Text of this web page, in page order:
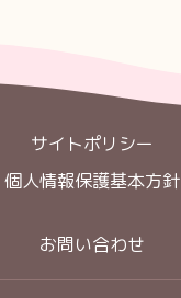
サイトポリシー
個人情報保護基本方針
お問い合わせ